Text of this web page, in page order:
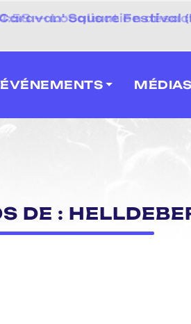
Square Festival
ÉVÉNEMENTS MÉDIAS
DE :